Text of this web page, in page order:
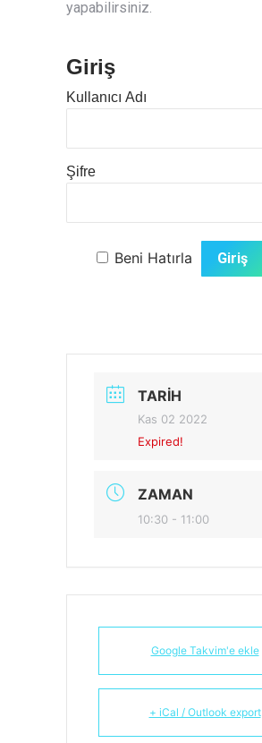
yapabilirsiniz.
Giriş
Kullanıcı Adı
Şifre
Beni Hatırla
TARIH
Kas 02 2022
Expired!
ZAMAN
10:30 - 11:00
Google Takvim'e ekle
+ iCal / Outlook export